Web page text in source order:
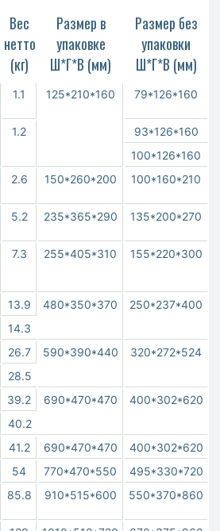
Вес
нетто
(кг)
Размер в
упаковке
Ш*Г*В (мм)
Размер без
упаковки
Ш*Г*В (мм)
1.1 125*210*160 79*126*160
1.2
93*126*160
100*126*160
2.6 150*260*200 100*160*210
5.2 235*365*290 135*200*270
7.3 255*405*310 155*220*300
13.9 480*350*370
250*237*400
14.3
26.7 590*390*440
320*272*524
28.5
39.2 690*470*470
400*302*620
40.2
41.2 690*470*470
400*302*620
54 770*470*550
495*330*720
85.8 910*515*600 550*370*860